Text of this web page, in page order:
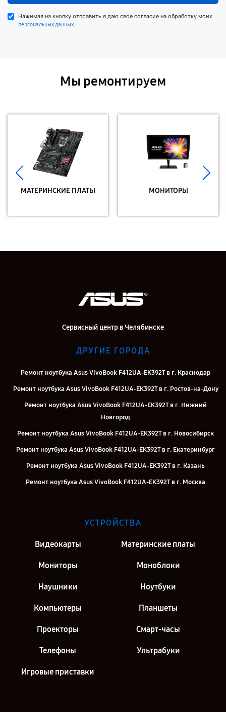
Нажимая на кнопку отправить я даю свое согласие на обработку моих
персональных данных.
Мы ремонтируем
МАТЕРИНСКИЕ ПЛАТЫ МОНИТОРЫ
Сервисный центр в Челябинске
ДРУГИЕ ГОРОДА
Ремонт ноутбука Asus VivoBook F412UA-EK392T в г. Краснодар
Ремонт ноутбука Asus VivoBook F412UA-EK392T в г. Ростов-на-Дону
Ремонт ноутбука Asus VivoBook F412UA-EK392T в г. Нижний
Новгород
Ремонт ноутбука Asus VivoBook F412UA-EK392T в г. Новосибирск
Ремонт ноутбука Asus VivoBook F412UA-EK392T в г. Екатеринбург
Ремонт ноутбука Asus VivoBook F412UA-EK392T в г. Казань
Ремонт ноутбука Asus VivoBook F412UA-EK392T в г. Москва
УСТРОЙСТВА
Видеокарты Материнские платы
Мониторы Моноблоки
Наушники Ноутбуки
Компьютеры Планшеты
Проекторы Смарт-часы
Телефоны Ультрабуки
Игровые приставки